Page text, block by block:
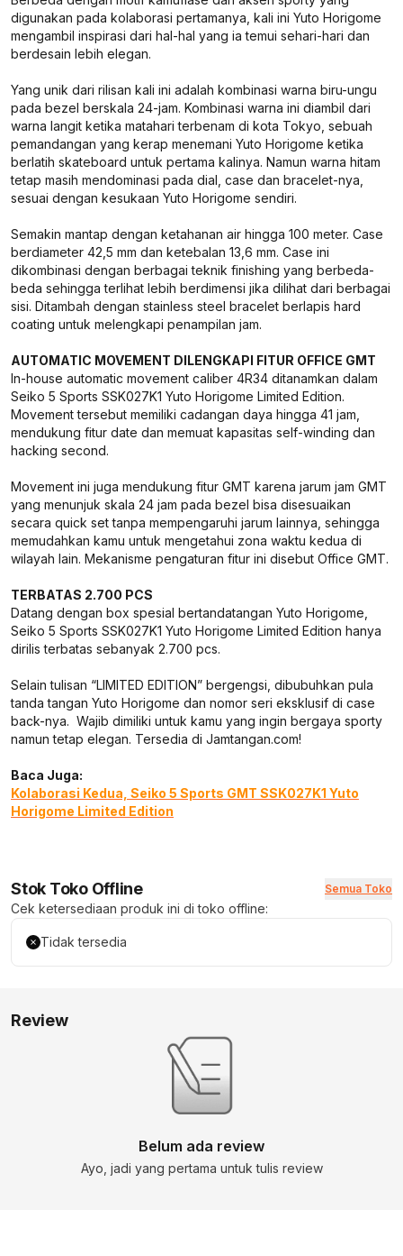
digunakan pada kolaborasi pertamanya, kali ini Yuto Horigome
mengambil inspirasi dari hal-hal yang ia temui sehari-hari dan
berdesain lebih elegan.
Yang unik dari rilisan kali ini adalah kombinasi warna biru-ungu
pada bezel berskala 24-jam. Kombinasi warna ini diambil dari
warna langit ketika matahari terbenam di kota Tokyo, sebuah
pemandangan yang kerap menemani Yuto Horigome ketika
berlatih skateboard untuk pertama kalinya. Namun warna hitam
tetap masih mendominasi pada dial, case dan bracelet-nya,
sesuai dengan kesukaan Yuto Horigome sendiri.
Semakin mantap dengan ketahanan air hingga 100 meter. Case
berdiameter 42,5 mm dan ketebalan 13,6 mm. Case ini
dikombinasi dengan berbagai teknik finishing yang berbeda-
beda sehingga terlihat lebih berdimensi jika dilihat dari berbagai
sisi. Ditambah dengan stainless steel bracelet berlapis hard
coating untuk melengkapi penampilan jam.
AUTOMATIC MOVEMENT DILENGKAPI FITUR OFFICE GMT
In-house automatic movement caliber 4R34 ditanamkan dalam
Seiko 5 Sports SSK027K1 Yuto Horigome Limited Edition.
Movement tersebut memiliki cadangan daya hingga 41 jam,
mendukung fitur date dan memuat kapasitas self-winding dan
hacking second.
Movement ini juga mendukung fitur GMT karena jarum jam GMT
yang menunjuk skala 24 jam pada bezel bisa disesuaikan
secara quick set tanpa mempengaruhi jarum lainnya, sehingga
memudahkan kamu untuk mengetahui zona waktu kedua di
wilayah lain. Mekanisme pengaturan fitur ini disebut Office GMT.
TERBATAS 2.700 PCS
Datang dengan box spesial bertandatangan Yuto Horigome,
Seiko 5 Sports SSK027K1 Yuto Horigome Limited Edition hanya
dirilis terbatas sebanyak 2.700 pcs.
Selain tulisan “LIMITED EDITION” bergengsi, dibubuhkan pula
tanda tangan Yuto Horigome dan nomor seri eksklusif di case
back-nya. Wajib dimiliki untuk kamu yang ingin bergaya sporty
namun tetap elegan. Tersedia di Jamtangan.com!
Baca Juga:
Kolaborasi Kedua, Seiko 5 Sports GMT SSK027K1 Yuto
Horigome Limited Edition
Stok Toko Offline Semua Toko
Cek ketersediaan produk ini di toko offline:
Tidak tersedia
Review
Belum ada review
Ayo, jadi yang pertama untuk tulis review